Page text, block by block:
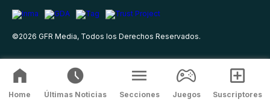
©2026 GFR Media, Todos los Derechos Reservados.
Home Últimas Noticias Secciones Juegos Suscriptores